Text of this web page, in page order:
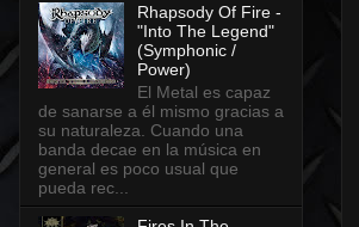
Rhapsody Of Fire -
"Into The Legend"
(Symphonic /
Power)
El Metal es capaz
de sanarse a él mismo gracias a
su naturaleza. Cuando una
banda decae en la música en
general es poco usual que
pueda rec...